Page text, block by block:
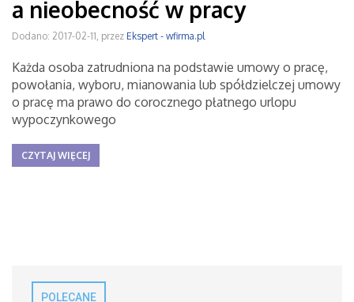
a nieobecność w pracy
Dodano: 2017-02-11, przez Ekspert - wfirma.pl
Każda osoba zatrudniona na podstawie umowy o pracę,
powołania, wyboru, mianowania lub spółdzielczej umowy
o pracę ma prawo do corocznego płatnego urlopu
wypoczynkowego
CZYTAJ WIĘCEJ
POLECANE